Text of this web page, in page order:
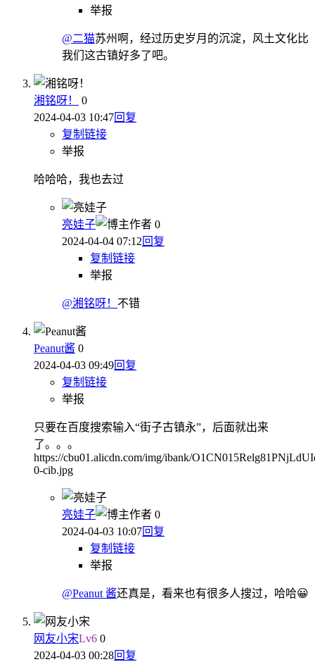
举报
@二猫苏州啊，经过历史岁月的沉淀，风土文化比
我们这古镇好多了吧。
湘铭呀！
0
2024-04-03 10:47回复
复制链接
举报
哈哈哈，我也去过
亮娃子 作者 0
2024-04-04 07:12回复
复制链接
举报
@湘铭呀！ 不错
Peanut酱 0
2024-04-03 09:49回复
复制链接
举报
只要在百度搜索输入“街子古镇永”，后面就出来
了。。。
https://cbu01.alicdn.com/img/ibank/
0-cib.jpg
亮娃子 作者 0
2024-04-03 10:07回复
复制链接
举报
@Peanut 酱还真是，看来也有很多人搜过，哈哈😀
网友小宋Lv6 0
2024-04-03 00:28回复